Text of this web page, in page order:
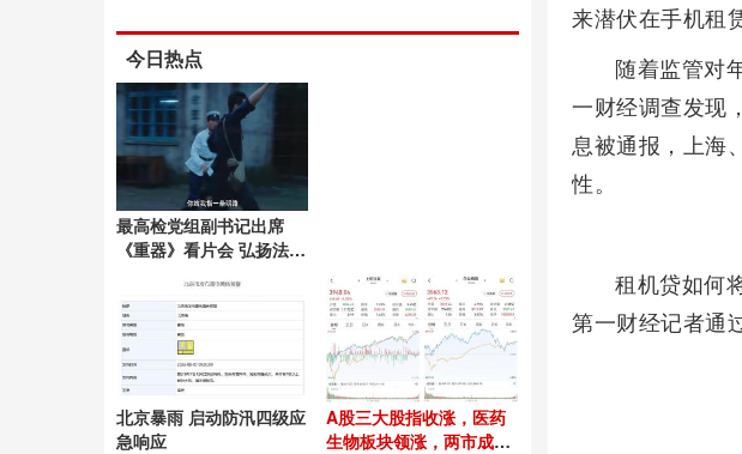
来潜伏在手机租
随着监管对
一财经调查发现
息被通报，上海
性。
租机贷如何
第一财经记者通
今日热点
最高检党组副书记出席
《重器》看片会 弘扬法治
北京暴雨 启动防汛四级应
急响应
A股三大股指收涨，医药
生物板块领涨，两市成交